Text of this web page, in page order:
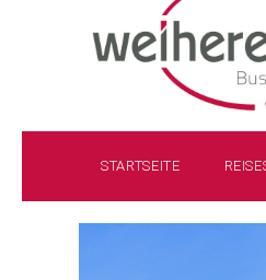
STARTSEITE